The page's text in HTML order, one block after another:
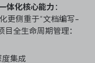
体化核心能力 ：
更侧重于“文档编写-
目全生命周期管理：
度集成